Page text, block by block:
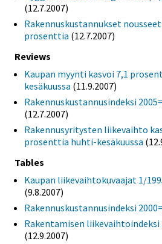
(12.7.2007)
Rakennuskustannukset nousseet
prosenttia (12.7.2007)
Reviews
Kaupan myynti kasvoi 7,1
kesäkuussa (11.9.2007)
Rakennuskustannusindeksi
(12.7.2007)
Rakennusyritysten liikevaihto
prosenttia huhti-kesäkuussa
Tables
Kaupan liikevaihtokuvaajat 1/
(9.8.2007)
Rakennuskustannusindeksi
Rakentamisen liikevaihtoindeksi
(12.9.2007)